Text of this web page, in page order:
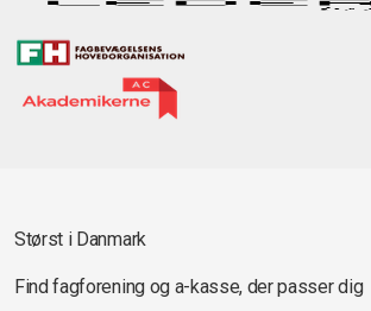
Størst i Danmark
Find fagforening og a-kasse, der passer dig